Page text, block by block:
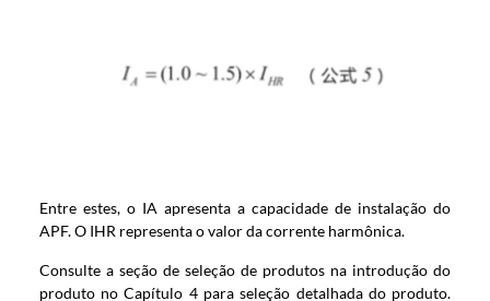
Entre estes, o IA apresenta a capacidade de instalação do
APF. O IHR representa o valor da corrente harmônica.
Consulte a seção de seleção de produtos na introdução do
produto no Capítulo 4 para seleção detalhada do produto.